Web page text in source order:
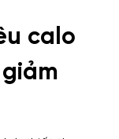
calo